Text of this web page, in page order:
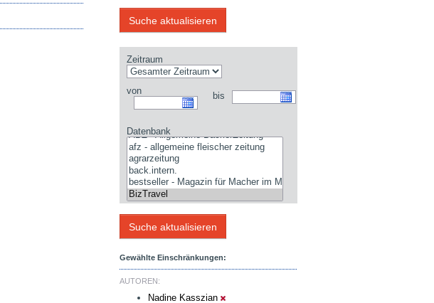
Zeitraum
von bis
Datenbank
Gewählte Einschränkungen:
AUTOREN:
Nadine Kasszian